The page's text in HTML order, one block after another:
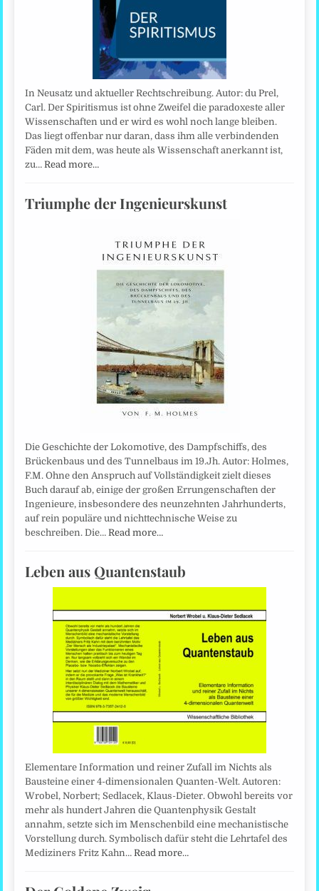
In Neusatz und aktueller Rechtschreibung. Autor: du Prel,
Carl. Der Spiritismus ist ohne Zweifel die paradoxeste aller
Wissenschaften und er wird es wohl noch lange bleiben.
Das liegt offenbar nur daran, dass ihm alle verbindenden
Fäden mit dem, was heute als Wissenschaft anerkannt ist,
zu…Read more…
Triumphe der Ingenieurskunst
Die Geschichte der Lokomotive, des Dampfschiffs, des
Brückenbaus und des Tunnelbaus im 19.Jh. Autor: Holmes,
F.M. Ohne den Anspruch auf Vollständigkeit zielt dieses
Buch darauf ab, einige der großen Errungenschaften der
Ingenieure, insbesondere des neunzehnten Jahrhunderts,
auf rein populäre und nichttechnische Weise zu
beschreiben. Die…Read more…
Leben aus Quantenstaub
Elementare Information und reiner Zufall im Nichts als
Bausteine einer 4-dimensionalen Quanten-Welt. Autoren:
Wrobel, Norbert; Sedlacek, Klaus-Dieter. Obwohl bereits vor
mehr als hundert Jahren die Quantenphysik Gestalt
annahm, setzte sich im Menschenbild eine mechanistische
Vorstellung durch. Symbolisch dafür steht die Lehrtafel des
Mediziners Fritz Kahn…Read more…